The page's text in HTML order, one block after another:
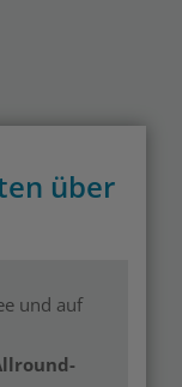
über
und auf